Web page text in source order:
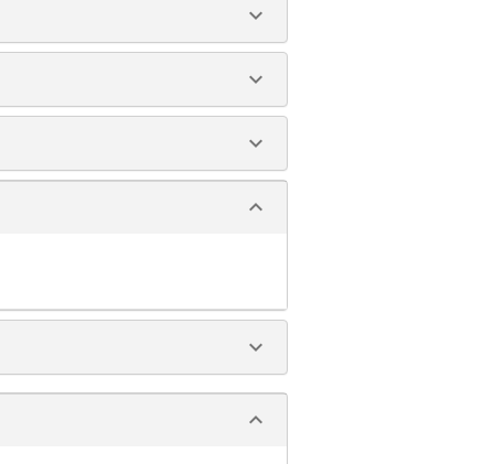
keyboard_arrow_down
keyboard_arrow_down
keyboard_arrow_down
keyboard_arrow_down
keyboard_arrow_down
keyboard_arrow_down